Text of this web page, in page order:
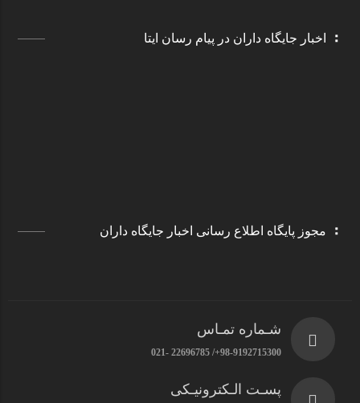
اخبار جایگاه داران در پیام رسان ایتا
مجوز پایگاه اطلاع رسانی اخبار جایگاه داران
شـماره تمـاس
98-9192715300+/ 22696785 -021
پسـت الـکترونیـکی